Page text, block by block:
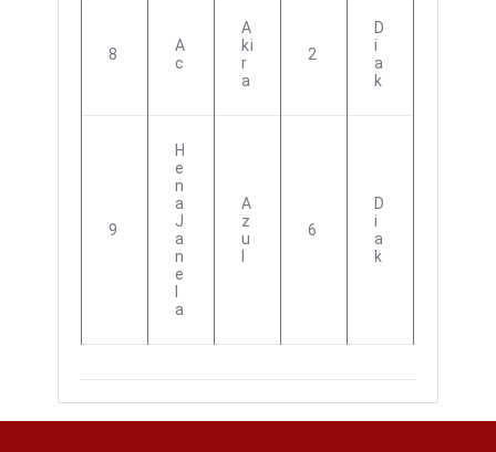
8
A
C
A
Ki
R
A
2
D
I
A
K
9
H
E
N
A
J
A
N
E
A
A
Z
U
6
D
I
A
K